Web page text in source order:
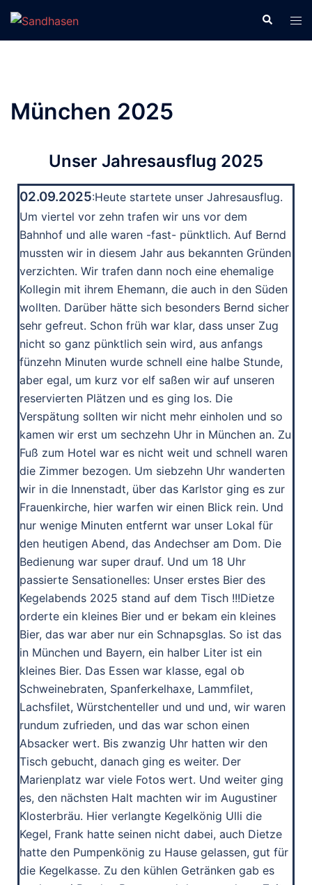
München 2025
Unser Jahresausflug 2025
02.09.2025:Heute startete unser Jahresausflug.
Um viertel vor zehn trafen wir uns vor dem
Bahnhof und alle waren -fast- pünktlich. Auf Bernd
mussten wir in diesem Jahr aus bekannten Gründen
verzichten. Wir trafen dann noch eine ehemalige
Kollegin mit ihrem Ehemann, die auch in den Süden
wollten. Darüber hätte sich besonders Bernd sicher
sehr gefreut. Schon früh war klar, dass unser Zug
nicht so ganz pünktlich sein wird, aus anfangs
fünzehn Minuten wurde schnell eine halbe Stunde,
aber egal, um kurz vor elf saßen wir auf unseren
reservierten Plätzen und es ging los. Die
Verspätung sollten wir nicht mehr einholen und so
kamen wir erst um sechzehn Uhr in München an. Zu
Fuß zum Hotel war es nicht weit und schnell waren
die Zimmer bezogen. Um siebzehn Uhr wanderten
wir in die Innenstadt, über das Karlstor ging es zur
Frauenkirche, hier warfen wir einen Blick rein. Und
nur wenige Minuten entfernt war unser Lokal für
den heutigen Abend, das Andechser am Dom. Die
Bedienung war super drauf. Und um 18 Uhr
passierte Sensationelles: Unser erstes Bier des
Kegelabends 2025 stand auf dem Tisch !!!Dietze
orderte ein kleines Bier und er bekam ein kleines
Bier, das war aber nur ein Schnapsglas. So ist das
in München und Bayern, ein halber Liter ist ein
kleines Bier. Das Essen war klasse, egal ob
Schweinebraten, Spanferkelhaxe, Lammfilet,
Lachsfilet, Würstchenteller und und und, wir waren
rundum zufrieden, und das war schon einen
Absacker wert. Bis zwanzig Uhr hatten wir den
Tisch gebucht, danach ging es weiter. Der
Marienplatz war viele Fotos wert. Und weiter ging
es, den nächsten Halt machten wir im Augustiner
Klosterbräu. Hier verlangte Kegelkönig Ulli die
Kegel, Frank hatte seinen nicht dabei, auch Dietze
hatte den Pumpenkönig zu Hause gelassen, gut für
die Kegelkasse. Zu den kühlen Getränken gab es